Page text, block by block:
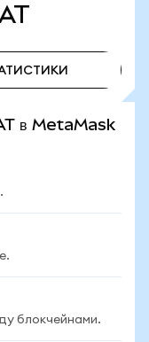
в MetaMask
блокчейнами.